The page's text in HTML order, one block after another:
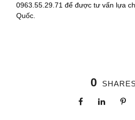
0963.55.29.71 để được tư vấn lựa
Quốc.
0